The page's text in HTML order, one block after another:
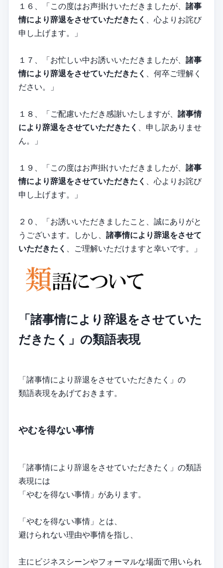
１６、「この度はお声掛けいただきましたが、 諸事
情により辞退をさせていただきたく
、心よりお詫び
申し上げます。」
１７、「お忙しい中お誘いいただきましたが、 諸事
情により辞退をさせていただきたく
、何卒ご理解く
ださい。」
１８、「ご配慮いただき感謝いたしますが、 諸事情
により辞退をさせていただきたく
、申し訳ありませ
ん。」
１９、「この度はお声掛けいただきましたが、 諸事
情により辞退をさせていただきたく
、心よりお詫び
申し上げます。」
２０、「お誘いいただきましたこと、誠にありがと
うございます。しかし、 諸事情により辞退をさせて
いただきたく
、ご理解いただけますと幸いです。」
「諸事情により辞退をさせていた
だきたく」の類語表現
「諸事情により辞退をさせていただきたく」の
類語表現をあげておきます。
やむを得ない事情
「諸事情により辞退をさせていただきたく」の類語
表現には
「やむを得ない事情」があります。
「やむを得ない事情」とは、
避けられない理由や事情を指し、
主にビジネスシーンやフォーマルな場面で用いられ